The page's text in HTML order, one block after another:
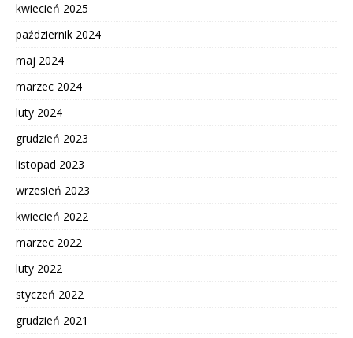
kwiecień 2025
październik 2024
maj 2024
marzec 2024
luty 2024
grudzień 2023
listopad 2023
wrzesień 2023
kwiecień 2022
marzec 2022
luty 2022
styczeń 2022
grudzień 2021